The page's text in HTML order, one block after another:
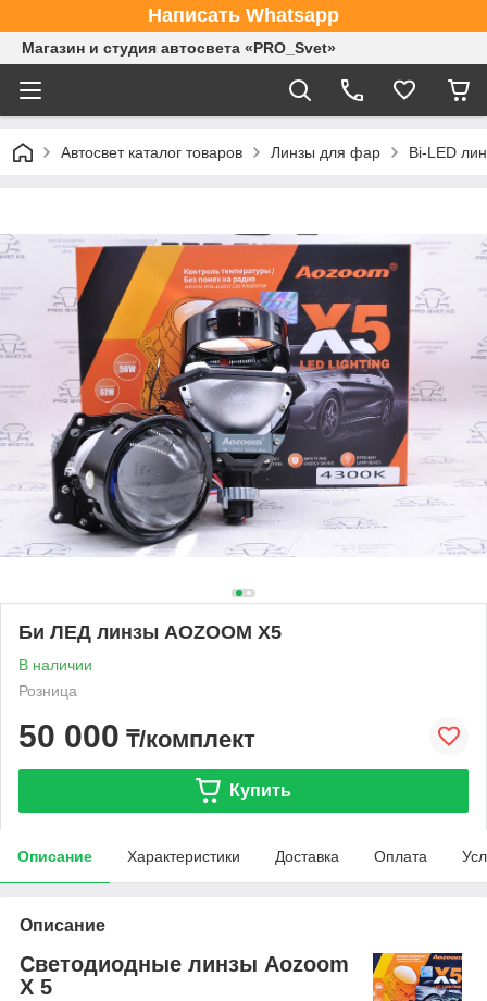
Написать Whatsapp
Магазин и студия автосвета «PRO_Svet»
Автосвет каталог товаров Линзы для фар Bi-LED
Би ЛЕД линзы AOZOOM X5
В наличии
Розница
50 000 ₸/комплект
Купить
Описание Характеристики Доставка Оплата
Описание
Светодиодные линзы Aozoom
X 5